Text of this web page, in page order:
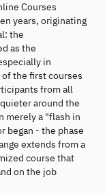
Courses
years, originating
the
as the
in
the first courses
from all
around the
merely a "flash in
began - the phase
extends from a
course that
on the job